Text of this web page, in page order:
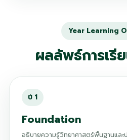
Year Learning
ผลลัพธ์การเรี
Foundation
อธิบายความรู้วิทยาศาสตร์พื้นฐานแล